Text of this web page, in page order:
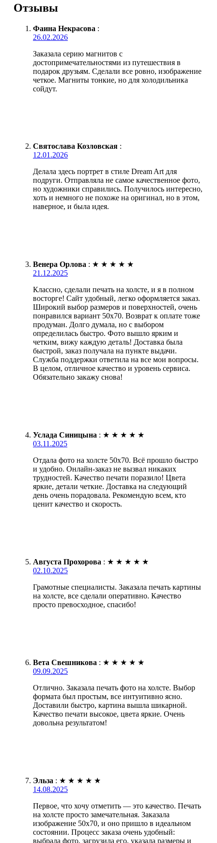
Отзывы
Фаина Некрасова :
26.02.2026
Заказала серию магнитов с
достопримечательностями из путешествия в
подарок друзьям. Сделали все ровно, изображение
четкое. Магниты тонкие, но для холодильника
сойдут.
Святослава Козловская :
12.01.2026
Делала здесь портрет в стиле Dream Art для
подруги. Отправляла не самое качественное фото,
но художники справились. Получилось интересно,
хоть и немного не похоже на оригинал, но в этом,
наверное, и была идея.
Венера Орлова : ★ ★ ★ ★ ★
21.12.2025
Классно, сделали печать на холсте, и я в полном
восторге! Сайт удобный, легко оформляется заказ.
Широкий выбор размеров и поверхностей, очень
понравился вариант 50х70. Возврат к оплате тоже
продуман. Долго думала, но с выбором
определилась быстро. Фото вышло ярким и
четким, вижу каждую деталь! Доставка была
быстрой, заказ получала на пункте выдачи.
Служба поддержки ответила на все мои вопросы.
В целом, отличное качество и уровень сервиса.
Обязательно закажу снова!
Услада Синицына : ★ ★ ★ ★ ★
03.11.2025
Отдала фото на холсте 50х70. Всё прошло быстро
и удобно. Онлайн-заказ не вызвал никаких
трудностей. Качество печати поразило! Цвета
яркие, детали четкие. Доставка на следующий
день очень порадовала. Рекомендую всем, кто
ценит качество и скорость.
Августа Прохорова : ★ ★ ★ ★ ★
02.10.2025
Грамотные специалисты. Заказала печать картины
на холсте, все сделали оперативно. Качество
просто превосходное, спасибо!
Вета Свешникова : ★ ★ ★ ★ ★
09.09.2025
Отлично. Заказала печать фото на холсте. Выбор
формата был простым, все интуитивно ясно.
Доставили быстро, картина вышла шикарной.
Качество печати высокое, цвета яркие. Очень
довольна результатом!
Эльза : ★ ★ ★ ★ ★
14.08.2025
Первое, что хочу отметить — это качество. Печать
на холсте просто замечательная. Заказала
изображение 50х70, и оно пришло в идеальном
состоянии. Процесс заказа очень удобный:
выбрала фото, загрузила его, указала размеры и